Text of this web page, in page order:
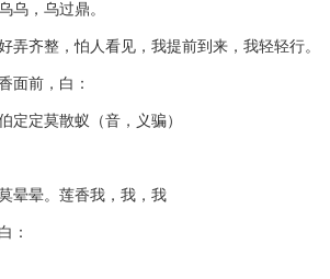
乌，乌过鼎。
齐整，怕人看见，我提前到来，我轻轻行。
前，白：
定莫散蚁（音，义骗）
晕。莲香我，我，我
：